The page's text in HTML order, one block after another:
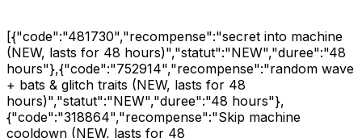
[{"code":"481730","recompense":"secret into machine
(NEW, lasts for 48 hours)","statut":"NEW","duree":"48
hours"},{"code":"752914","recompense":"random wave
+ bats & glitch traits (NEW, lasts for 48
hours)","statut":"NEW","duree":"48 hours"},
{"code":"318864","recompense":"Skip machine
cooldown (NEW, lasts for 48